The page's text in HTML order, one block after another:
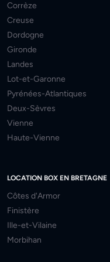
Corrèze
Creuse
Dordogne
Gironde
Landes
Lot-et-Garonne
Pyrénées-Atlantiques
Deux-Sèvres
Vienne
Haute-Vienne
LOCATION BOX EN BRETAGNE
Côtes d'Armor
Finistère
Ille-et-Vilaine
Morbihan